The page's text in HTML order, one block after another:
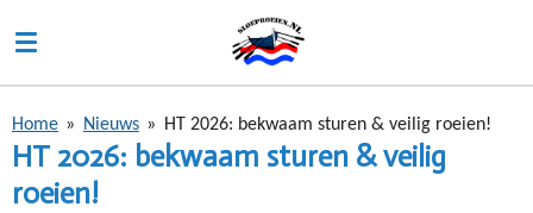
direct
naar
hoofdinhoud
Home » Nieuws » HT 2026: bekwaam sturen & veilig roeien!
HT 2026: bekwaam sturen & veilig
roeien!